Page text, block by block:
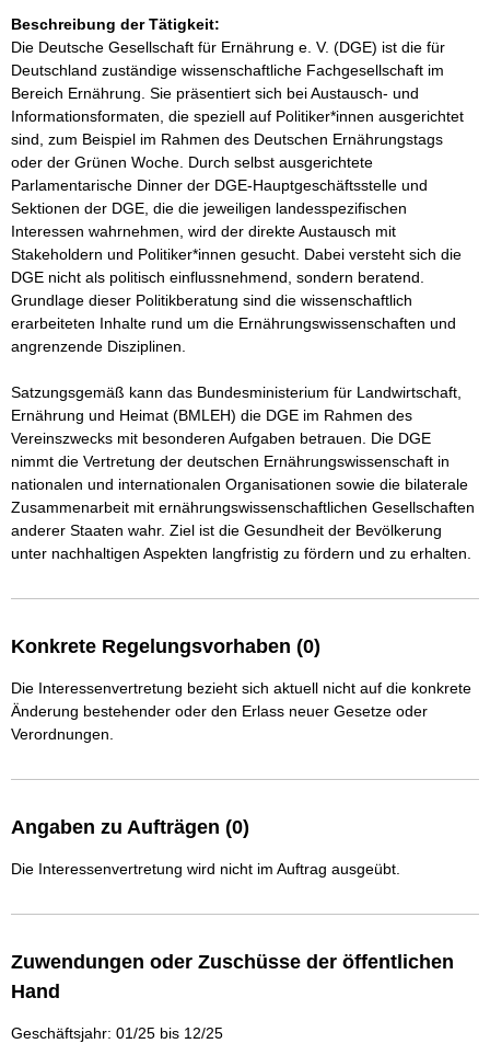
Beschreibung der Tätigkeit:
Die Deutsche Gesellschaft für Ernährung e. V. (DGE) ist die für
Deutschland zuständige wissenschaftliche Fachgesellschaft im
Bereich Ernährung. Sie präsentiert sich bei Austausch- und
Informationsformaten, die speziell auf Politiker*innen ausgerichtet
sind, zum Beispiel im Rahmen des Deutschen Ernährungstags
oder der Grünen Woche. Durch selbst ausgerichtete
Parlamentarische Dinner der DGE-Hauptgeschäftsstelle und
Sektionen der DGE, die die jeweiligen landesspezifischen
Interessen wahrnehmen, wird der direkte Austausch mit
Stakeholdern und Politiker*innen gesucht. Dabei versteht sich die
DGE nicht als politisch einflussnehmend, sondern beratend.
Grundlage dieser Politikberatung sind die wissenschaftlich
erarbeiteten Inhalte rund um die Ernährungswissenschaften und
angrenzende Disziplinen.
Satzungsgemäß kann das Bundesministerium für Landwirtschaft,
Ernährung und Heimat (BMLEH) die DGE im Rahmen des
Vereinszwecks mit besonderen Aufgaben betrauen. Die DGE
nimmt die Vertretung der deutschen Ernährungswissenschaft in
nationalen und internationalen Organisationen sowie die bilaterale
Zusammenarbeit mit ernährungswissenschaftlichen Gesellschaften
anderer Staaten wahr. Ziel ist die Gesundheit der Bevölkerung
unter nachhaltigen Aspekten langfristig zu fördern und zu erhalten.
Konkrete Regelungsvorhaben (0)
Die Interessenvertretung bezieht sich aktuell nicht auf die konkrete
Änderung bestehender oder den Erlass neuer Gesetze oder
Verordnungen.
Angaben zu Aufträgen (0)
Die Interessenvertretung wird nicht im Auftrag ausgeübt.
Zuwendungen oder Zuschüsse der öffentlichen
Hand
Geschäftsjahr: 01/25 bis 12/25